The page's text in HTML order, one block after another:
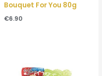
Bouquet For You 80g
€6.90